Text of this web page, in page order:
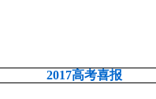
2017高考喜报